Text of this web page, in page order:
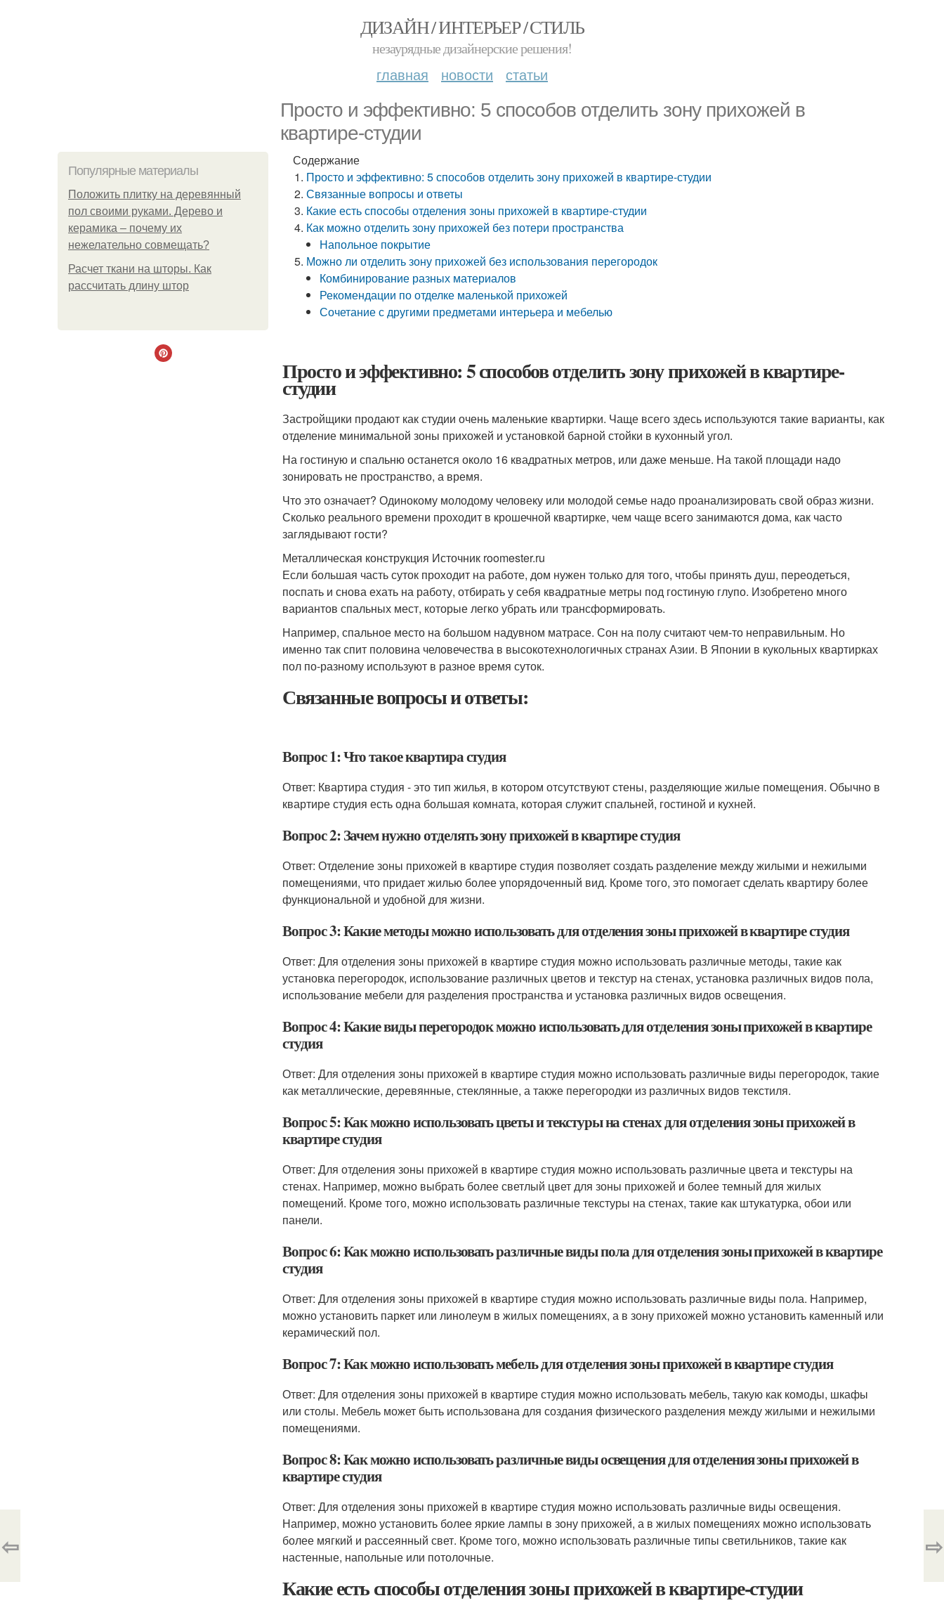
ДИЗАЙН / ИНТЕРЬЕР / СТИЛЬ
незаурядные дизайнерские решения!
главная новости статьи
Просто и эффективно: 5 способов отделить зону прихожей в
квартире-студии
Популярные материалы
Положить плитку на деревянный
пол своими руками. Дерево и
керамика – почему их
нежелательно совмещать?
Расчет ткани на шторы. Как
рассчитать длину штор
Содержание
Просто и эффективно: 5 способов отделить зону прихожей в квартире-студии
Связанные вопросы и ответы
Какие есть способы отделения зоны прихожей в квартире-студии
Как можно отделить зону прихожей без потери пространства
Напольное покрытие
Можно ли отделить зону прихожей без использования перегородок
Комбинирование разных материалов
Рекомендации по отделке маленькой прихожей
Сочетание с другими предметами интерьера и мебелью
Просто и эффективно: 5 способов отделить зону прихожей в квартире-
студии
Застройщики продают как студии очень маленькие квартирки. Чаще всего здесь используются такие варианты, как
отделение минимальной зоны прихожей и установкой барной стойки в кухонный угол.
На гостиную и спальню останется около 16 квадратных метров, или даже меньше. На такой площади надо
зонировать не пространство, а время.
Что это означает? Одинокому молодому человеку или молодой семье надо проанализировать свой образ жизни.
Сколько реального времени проходит в крошечной квартирке, чем чаще всего занимаются дома, как часто
заглядывают гости?
Металлическая конструкция Источник roomester.ru
Если большая часть суток проходит на работе, дом нужен только для того, чтобы принять душ, переодеться,
поспать и снова ехать на работу, отбирать у себя квадратные метры под гостиную глупо. Изобретено много
вариантов спальных мест, которые легко убрать или трансформировать.
Например, спальное место на большом надувном матрасе. Сон на полу считают чем-то неправильным. Но
именно так спит половина человечества в высокотехнологичных странах Азии. В Японии в кукольных квартирках
пол по-разному используют в разное время суток.
Связанные вопросы и ответы:
Вопрос 1: Что такое квартира студия
Ответ: Квартира студия - это тип жилья, в котором отсутствуют стены, разделяющие жилые помещения. Обычно в
квартире студия есть одна большая комната, которая служит спальней, гостиной и кухней.
Вопрос 2: Зачем нужно отделять зону прихожей в квартире студия
Ответ: Отделение зоны прихожей в квартире студия позволяет создать разделение между жилыми и нежилыми
помещениями, что придает жилью более упорядоченный вид. Кроме того, это помогает сделать квартиру более
функциональной и удобной для жизни.
Вопрос 3: Какие методы можно использовать для отделения зоны прихожей в квартире студия
Ответ: Для отделения зоны прихожей в квартире студия можно использовать различные методы, такие как
установка перегородок, использование различных цветов и текстур на стенах, установка различных видов пола,
использование мебели для разделения пространства и установка различных видов освещения.
Вопрос 4: Какие виды перегородок можно использовать для отделения зоны прихожей в квартире
студия
Ответ: Для отделения зоны прихожей в квартире студия можно использовать различные виды перегородок, такие
как металлические, деревянные, стеклянные, а также перегородки из различных видов текстиля.
Вопрос 5: Как можно использовать цветы и текстуры на стенах для отделения зоны прихожей в
квартире студия
Ответ: Для отделения зоны прихожей в квартире студия можно использовать различные цвета и текстуры на
стенах. Например, можно выбрать более светлый цвет для зоны прихожей и более темный для жилых
помещений. Кроме того, можно использовать различные текстуры на стенах, такие как штукатурка, обои или
панели.
Вопрос 6: Как можно использовать различные виды пола для отделения зоны прихожей в квартире
студия
Ответ: Для отделения зоны прихожей в квартире студия можно использовать различные виды пола. Например,
можно установить паркет или линолеум в жилых помещениях, а в зону прихожей можно установить каменный или
керамический пол.
Вопрос 7: Как можно использовать мебель для отделения зоны прихожей в квартире студия
Ответ: Для отделения зоны прихожей в квартире студия можно использовать мебель, такую как комоды, шкафы
или столы. Мебель может быть использована для создания физического разделения между жилыми и нежилыми
помещениями.
Вопрос 8: Как можно использовать различные виды освещения для отделения зоны прихожей в
квартире студия
Ответ: Для отделения зоны прихожей в квартире студия можно использовать различные виды освещения.
Например, можно установить более яркие лампы в зону прихожей, а в жилых помещениях можно использовать
более мягкий и рассеянный свет. Кроме того, можно использовать различные типы светильников, такие как
настенные, напольные или потолочные.
Какие есть способы отделения зоны прихожей в квартире-студии
⇦ ⇨